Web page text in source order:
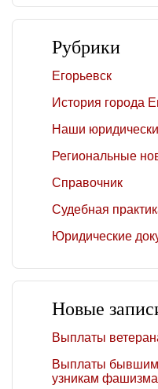
Рубрики
Егорьевск
История города
Наши
Региональные
Справочник
Судебная
Юридические
Новые
Выплаты
Выплаты бывшим
узникам фашизма